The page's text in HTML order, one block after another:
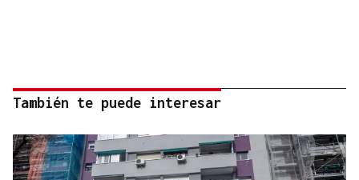
También te puede interesar